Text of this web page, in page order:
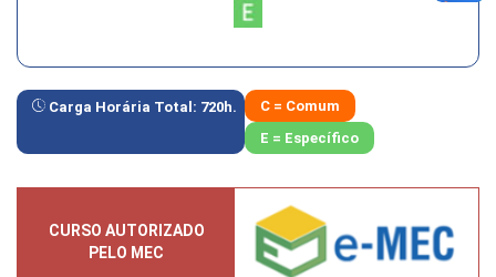
Carga Horária Total: 720h.
C = Comum
E = Específico
CURSO AUTORIZADO
PELO MEC